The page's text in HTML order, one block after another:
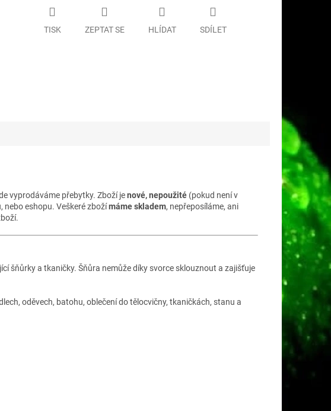
TISK ZEPTAT SE HLÍDAT SDÍLET
vyprodáváme přebytky. Zboží jenové, nepoužité (pokud není v
nebo eshopu. Veškeré zbožímáme skladem, nepřeposíláme, ani
šňůrky a tkaničky. Šňůra nemůže díky svorce sklouznout a zajišťuje
oděvech, batohu, oblečení do tělocvičny, tkaničkách, stanu a